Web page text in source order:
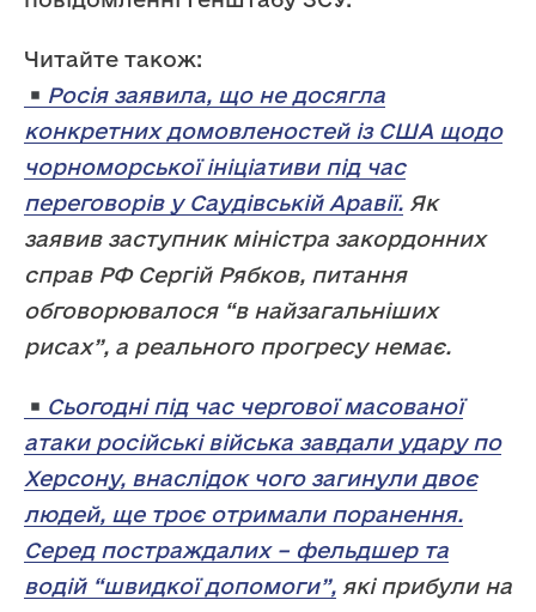
Читайте також:
Росія заявила, що не досягла
конкретних домовленостей із США щодо
чорноморської ініціативи під час
переговорів у Саудівській Аравії. Як
заявив заступник міністра закордонних
справ РФ Сергій Рябков, питання
обговорювалося “в найзагальніших
рисах”, а реального прогресу немає.
Сьогодні під час чергової масованої
атаки російські війська завдали удару по
Херсону, внаслідок чого загинули двоє
людей, ще троє отримали поранення.
Серед постраждалих – фельдшер та
водій “швидкої допомоги”, які прибули на